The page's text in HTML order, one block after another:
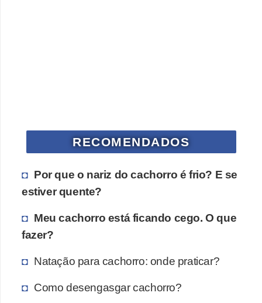
RECOMENDADOS
Por que o nariz do cachorro é frio? E se
estiver quente?
Meu cachorro está ficando cego. O que
fazer?
Natação para cachorro: onde praticar?
Como desengasgar cachorro?